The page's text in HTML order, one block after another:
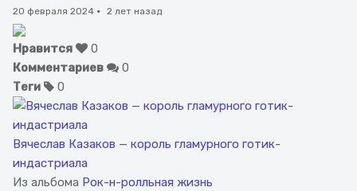
20 февраля 2024 · 2 лет назад
Нравится
0
Комментариев
0
Теги
0
Вячеслав Казаков — король гламурного готик-
индастриала
Из альбома Рок-н-ролльная жизнь